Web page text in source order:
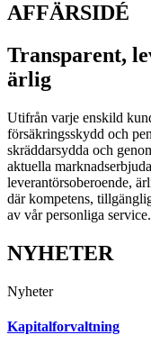
AFFÄRSIDÉ
Transparent,
ärlig
Utifrån varje enskild
försäkringsskydd och
skräddarsydda och
aktuella
leverantörsoberoende,
där kompetens,
av vår personliga service.
NYHETER
Nyheter
Kapitalforvaltning